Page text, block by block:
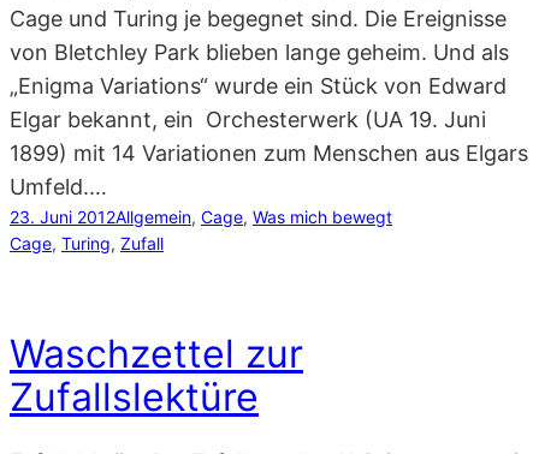
Cage und Turing je begegnet sind. Die Ereignisse
von Bletchley Park blieben lange geheim. Und als
„Enigma Variations“ wurde ein Stück von Edward
Elgar bekannt, ein Orchesterwerk (UA 19. Juni
1899) mit 14 Variationen zum Menschen aus Elgars
Umfeld.…
23. Juni 2012Allgemein, Cage, Was mich bewegt
Cage, Turing, Zufall
Waschzettel zur
Zufallslektüre